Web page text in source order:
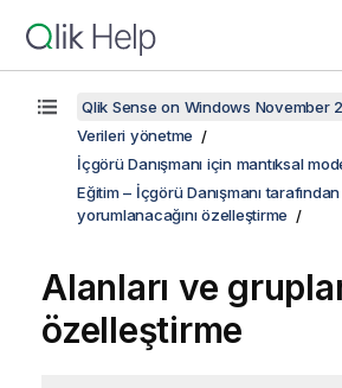
Qlik Sense on Windows November
Verileri yönetme
İçgörü Danışmanı için mantıksal
Eğitim – İçgörü Danışmanı
yorumlanacağını özelleştirme
Alanları ve
özelleştirme